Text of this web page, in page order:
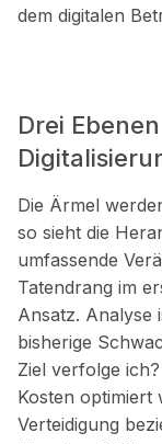
dem digitalen
Drei
Die Ärmel
so sieht die
umfassende
Tatendrang im
Ansatz. Analyse
bisherige
Ziel verfolge
Kosten optimiert
Verteidigung